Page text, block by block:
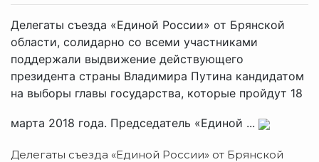
Делегаты съезда «Единой России» от Брянской
области, солидарно со всеми участниками
поддержали выдвижение действующего
президента страны Владимира Путина кандидатом
на выборы главы государства, которые пройдут 18
марта 2018 года. Председатель «Единой ...
Делегаты съезда «Единой России» от Брянской